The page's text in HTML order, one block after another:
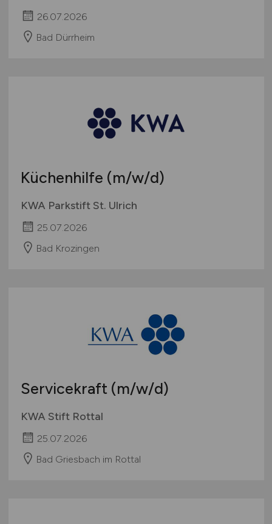
26.07.2026
Bad Dürrheim
Küchenhilfe (m/w/d)
KWA Parkstift St. Ulrich
25.07.2026
Bad Krozingen
Servicekraft (m/w/d)
KWA Stift Rottal
25.07.2026
Bad Griesbach im Rottal